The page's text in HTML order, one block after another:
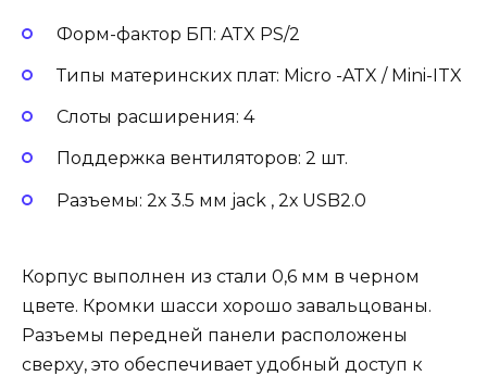
Форм-фактор БП: ATX PS/2
Типы материнских плат: Micro -ATX / Mini-ITX
Слоты расширения: 4
Поддержка вентиляторов: 2 шт.
Разъемы: 2х 3.5 мм jack , 2х USB2.0
Корпус выполнен из стали 0,6 мм в черном
цвете. Кромки шасси хорошо завальцованы.
Разъемы передней панели расположены
сверху, это обеспечивает удобный доступ к